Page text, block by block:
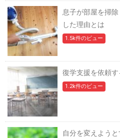
息子が部屋を掃
した理由とは
1.5k件のビュー
復学支援を依頼
1.2k件のビュー
自分を変えよう